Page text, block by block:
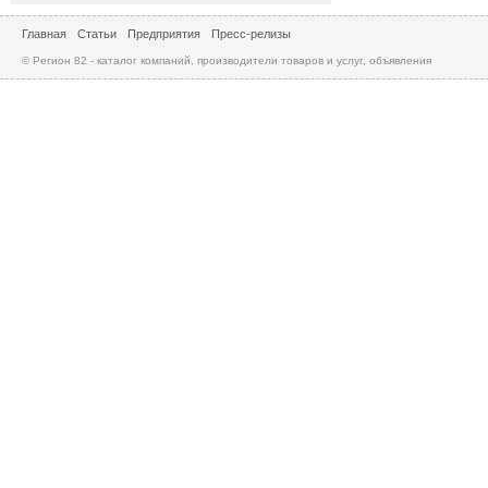
Главная Статьи Предприятия Пресс-релизы
© Регион 82 - каталог компаний, производители товаров и услуг, объявления